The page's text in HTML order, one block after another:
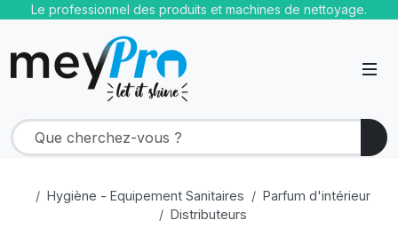
Le professionnel des produits et machines de nettoyage.
Hygiène - Equipement Sanitaires
Parfum d'intérieur
Distributeurs